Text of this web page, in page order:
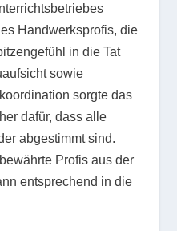
Handwerksprofis, die
in die Tat
sowie
sorgte das
dafür, dass alle
abgestimmt sind.
Profis aus der
entsprechend in die